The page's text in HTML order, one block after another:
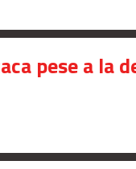
pese a la